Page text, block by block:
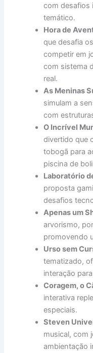
com desafios
temático.
Hora de
que desafia
competir em
com sistema
real.
As Meninas
simulam a
com
O Incrível
divertido que
tobogã para
piscina de
Laboratório
proposta
desafios
Apenas um
arvorismo,
promovendo
Urso sem
tematizado,
interação
Coragem, o
interativa
especiais.
Steven
musical, com
ambientação